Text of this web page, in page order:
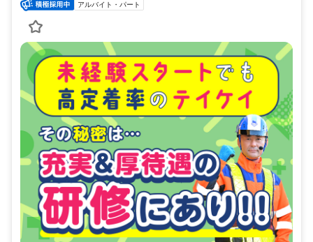
アルバイト・パート